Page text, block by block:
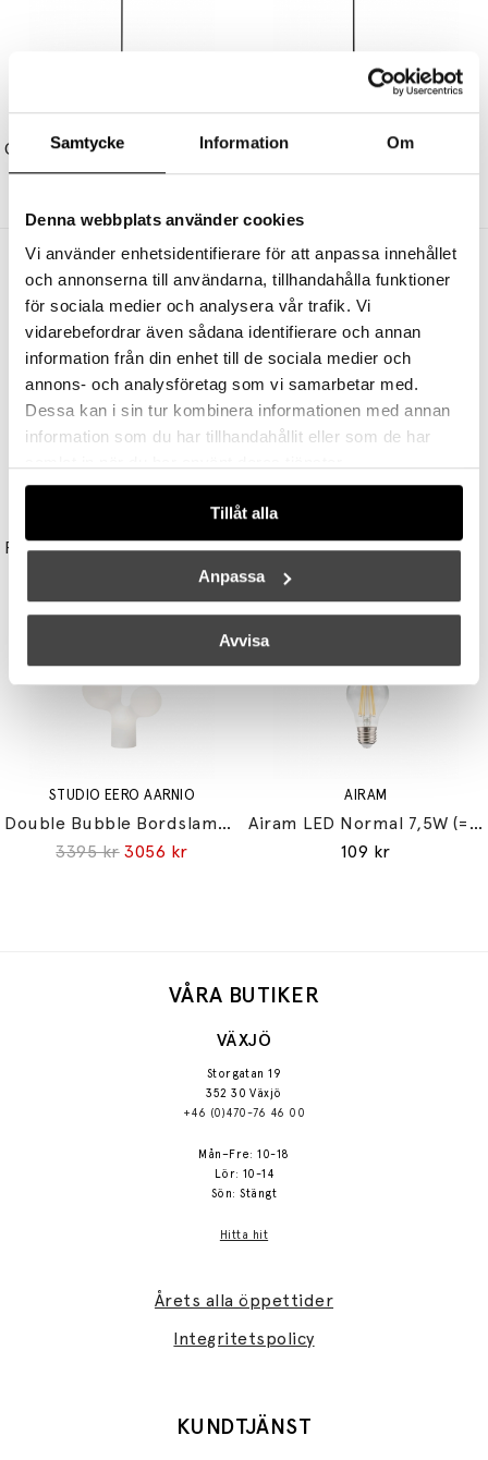
Samtycke Information Om
Denna webbplats använder cookies
Vi använder enhetsidentifierare för att anpassa innehållet
och annonserna till användarna, tillhandahålla funktioner
för sociala medier och analysera vår trafik. Vi
vidarebefordrar även sådana identifierare och annan
information från din enhet till de sociala medier och
annons- och analysföretag som vi samarbetar med.
Dessa kan i sin tur kombinera informationen med annan
information som du har tillhandahållit eller som de har
Tillåt alla
Anpassa
Avvisa
Glo-Ball F2 Golvlampa Matt Black
11250 kr 10125 kr
Tab F LED Golvlampa Black
5470 kr 4923 kr
Andra köpte även
Reflektor MR11 28W (=35W) GU10
STUDIO EERO AARNIO
Double Bubble Bordslampa Small
3395 kr 3056 kr
AIRAM
Airam LED Normal 7,5W (=60W) E27
109 kr
VÅRA BUTIKER
VÄXJÖ
Storgatan 19
352 30 Växjö
+46 (0)470-76 46 00
Mån–Fre: 10-18
Lör: 10-14
Sön: Stängt
Hitta hit
Årets alla öppettider
Integritetspolicy
KUNDTJÄNST